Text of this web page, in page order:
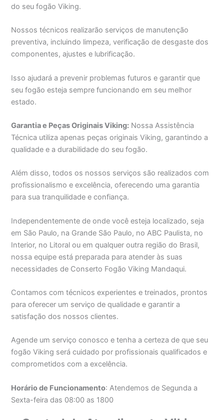
do seu fogão Viking.
Nossos técnicos realizarão serviços de manutenção
preventiva, incluindo limpeza, verificação de desgaste dos
componentes, ajustes e lubrificação.
Isso ajudará a prevenir problemas futuros e garantir que
seu fogão esteja sempre funcionando em seu melhor
estado.
Garantia e Peças Originais Viking: Nossa Assistência
Técnica utiliza apenas peças originais Viking, garantindo a
qualidade e a durabilidade do seu fogão.
Além disso, todos os nossos serviços são realizados com
profissionalismo e excelência, oferecendo uma garantia
para sua tranquilidade e confiança.
Independentemente de onde você esteja localizado, seja
em São Paulo, na Grande São Paulo, no ABC Paulista, no
Interior, no Litoral ou em qualquer outra região do Brasil,
nossa equipe está preparada para atender às suas
necessidades de Conserto Fogão Viking Mandaqui.
Contamos com técnicos experientes e treinados, prontos
para oferecer um serviço de qualidade e garantir a
satisfação dos nossos clientes.
Agende um serviço conosco e tenha a certeza de que seu
fogão Viking será cuidado por profissionais qualificados e
comprometidos com a excelência.
Horário de Funcionamento: Atendemos de Segunda a
Sexta-feira das 08:00 as 1800